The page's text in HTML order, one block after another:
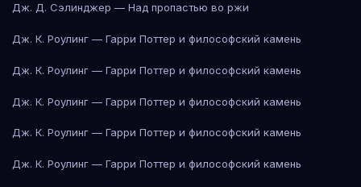
Дж. Д. Сэлинджер — Над пропастью во ржи
Дж. К. Роулинг — Гарри Поттер и философский камень
Дж. К. Роулинг — Гарри Поттер и философский камень
Дж. К. Роулинг — Гарри Поттер и философский камень
Дж. К. Роулинг — Гарри Поттер и философский камень
Дж. К. Роулинг — Гарри Поттер и философский камень